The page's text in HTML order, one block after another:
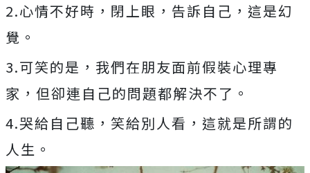
2.心情不好時，閉上眼，告訴自己，這是幻
覺。
3.可笑的是，我們在朋友面前假裝心理專
家，但卻連自己的問題都解決不了。
4.哭給自己聽，笑給別人看，這就是所謂的
人生。